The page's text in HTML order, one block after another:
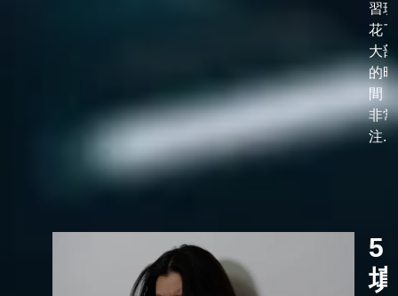
習
花
大
的時
間
非
注...
5